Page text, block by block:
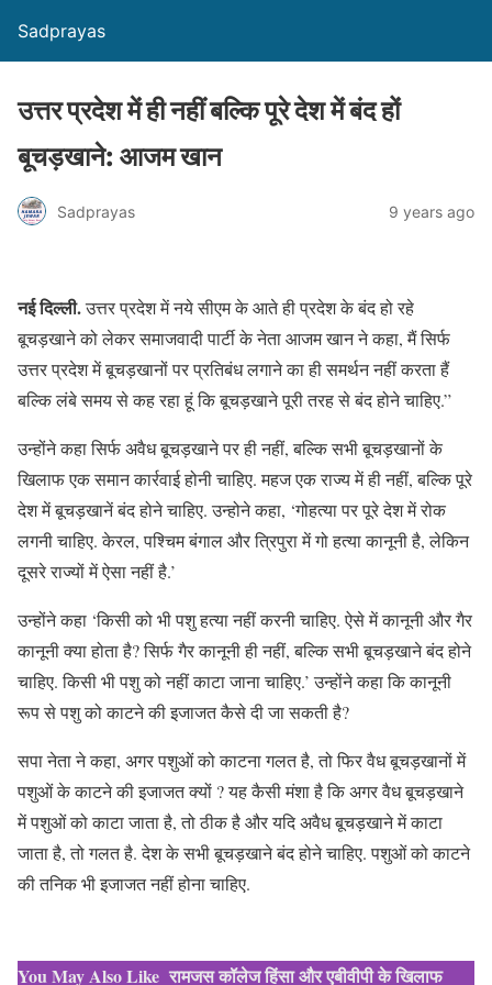
Sadprayas
उत्तर प्रदेश में ही नहीं बल्कि पूरे देश में बंद हों
बूचड़खाने: आजम खान
Sadprayas 9 years ago
नई दिल्ली.उत्तर प्रदेश में नये सीएम के आते ही प्रदेश के बंद हो रहे
बूचड़खाने को लेकर समाजवादी पार्टी के नेता आजम खान ने कहा, मैं सिर्फ
उत्तर प्रदेश में बूचड़खानों पर प्रतिबंध लगाने का ही समर्थन नहीं करता हैं
बल्कि लंबे समय से कह रहा हूं कि बूचड़खाने पूरी तरह से बंद होने चाहिए.”
उन्होंने कहा सिर्फ अवैध बूचड़खाने पर ही नहीं, बल्कि सभी बूचड़खानों के
खिलाफ एक समान कार्रवाई होनी चाहिए. महज एक राज्य में ही नहीं, बल्कि पूरे
देश में बूचड़खानें बंद होने चाहिए. उन्होने कहा, ‘गोहत्या पर पूरे देश में रोक
लगनी चाहिए. केरल, पश्चिम बंगाल और त्रिपुरा में गो हत्या कानूनी है, लेकिन
दूसरे राज्यों में ऐसा नहीं है.’
उन्होंने कहा ‘किसी को भी पशु हत्या नहीं करनी चाहिए. ऐसे में कानूनी और गैर
कानूनी क्या होता है? सिर्फ गैर कानूनी ही नहीं, बल्कि सभी बूचड़खाने बंद होने
चाहिए. किसी भी पशु को नहीं काटा जाना चाहिए.’ उन्होंने कहा कि कानूनी
रूप से पशु को काटने की इजाजत कैसे दी जा सकती है?
सपा नेता ने कहा, अगर पशुओं को काटना गलत है, तो फिर वैध बूचड़खानों में
पशुओं के काटने की इजाजत क्यों ? यह कैसी मंशा है कि अगर वैध बूचड़खाने
में पशुओं को काटा जाता है, तो ठीक है और यदि अवैध बूचड़खाने में काटा
जाता है, तो गलत है. देश के सभी बूचड़खाने बंद होने चाहिए. पशुओं को काटने
की तनिक भी इजाजत नहीं होना चाहिए.
You May Also Like रामजस कॉलेज हिंसा और एबीवीपी के खिलाफ